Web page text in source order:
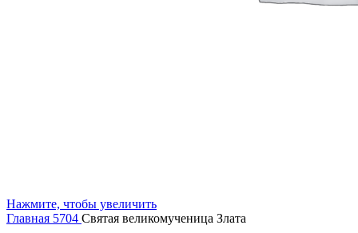
Нажмите, чтобы увеличить
Главная 5704 Святая великомученица Злата